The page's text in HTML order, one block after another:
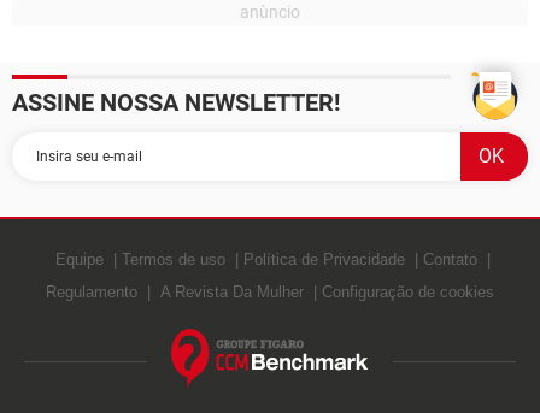
ASSINE NOSSA NEWSLETTER!
Equipe Termos de uso Política de Privacidade
Contato
Regulamento
A Revista Da Mulher Configuração de cookies